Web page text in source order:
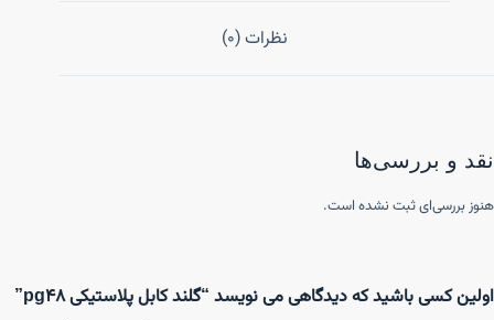
نظرات (0)
نقد و بررسی‌ها
هنوز بررسی‌ای ثبت نشده است.
اولین کسی باشید که دیدگاهی می نویسد “گلند کابل پلاستیکی pg48”